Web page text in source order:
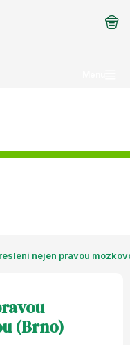
nejen pravou
(Brno)